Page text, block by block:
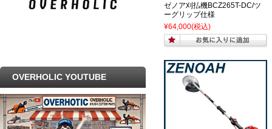
ゼノア刈払機BCZ265T-DC/ツ
ーグリップ仕様
¥64,000(税込)
OVERHOLIC YOUTUBE